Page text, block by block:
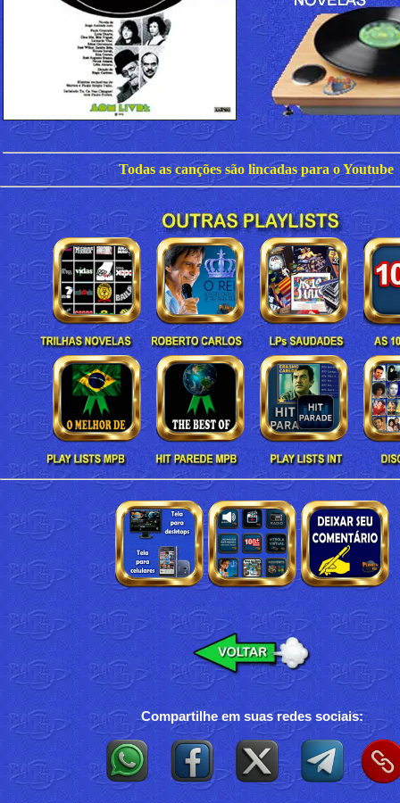
Todas as canções são lincadas para o Youtube
Compartilhe em suas redes sociais: